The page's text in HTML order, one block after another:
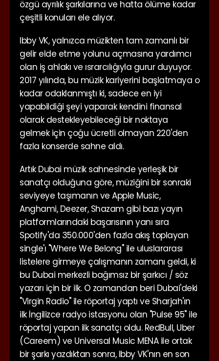
özgü ayrılık şarkılarına ve hatta ölüme kadar
çeşitli konuları ele alıyor.
Ibby VK, yalnızca müzikten tam zamanlı bir
gelir elde etme yolunu açmasına yardımcı
olan iş ahlakı ve ısrarcılığıyla gurur duyuyor.
2017 yılında, bu müzik kariyerini başlatmaya o
kadar odaklanmıştı ki, sadece en iyi
yapabildiği şeyi yaparak kendini finansal
olarak destekleyebileceği bir noktaya
gelmek için çoğu ücretli olmayan 220'den
fazla konserde sahne aldı.
Artık Dubai müzik sahnesinde yerleşik bir
sanatçı olduğuna göre, müziğini bir sonraki
seviyeye taşımanın ve Apple Music,
Anghami, Deezer, Shazam gibi bazı yayın
platformlarındaki başarısının yanı sıra
Spotify'da 350.000'den fazla akış toplayan
single'ı "Where We Belong" ile uluslararası
listelere girmeye çalışmanın zamanı geldi, ki
bu Dubai merkezli bağımsız bir şarkıcı / söz
yazarı için bir ilk. O zamandan beri Dubai'deki
"Virgin Radio" ile röportaj yaptı ve Sharjah'ın
ilk İngilizce radyo istasyonu olan "Pulse 95" ile
röportaj yapan ilk sanatçı oldu. RedBull, Uber
(Careem) ve Universal Music MENA ile ortak
bir şarkı yazdıktan sonra, Ibby VK'nın en son